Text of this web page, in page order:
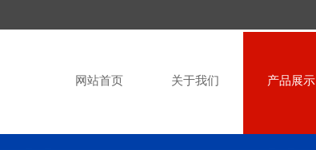
网站首页 关于我们 产品展示